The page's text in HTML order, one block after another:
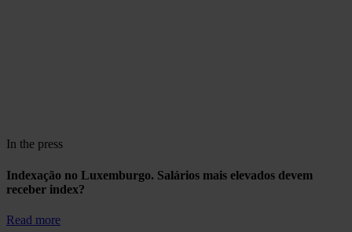
In the press
Indexação no Luxemburgo. Salários mais elevados devem
receber index?
Read more